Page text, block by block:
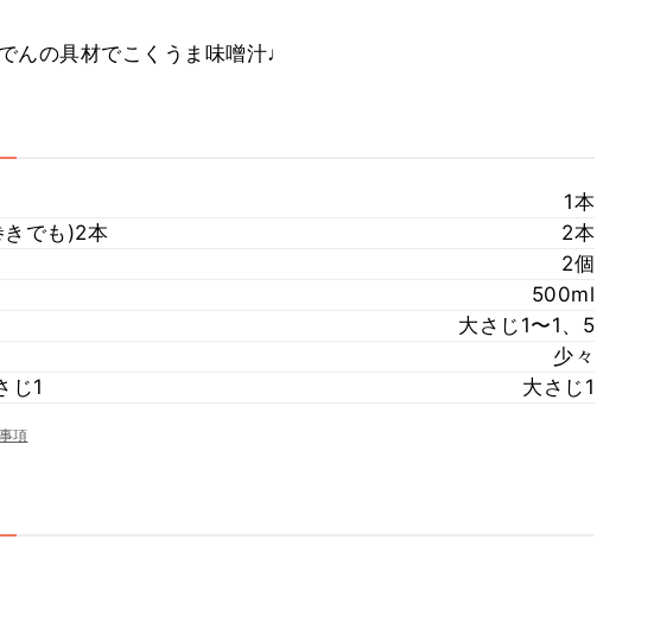
んの具材でこくうま味噌汁♩
1本
でも)2本
2本
2個
500ml
大さじ1〜1、5
少々
じ1
大さじ1
項